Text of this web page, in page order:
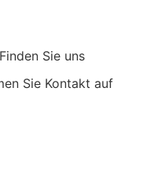
Finden Sie uns
Sie Kontakt auf